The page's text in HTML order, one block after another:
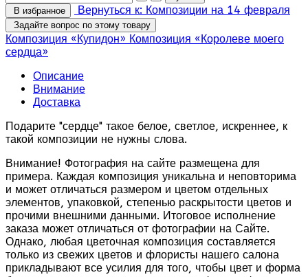
В избранное Вернуться к: Композиции на 14 февраля
Задайте вопрос по этому товару
Композиция «Купидон» Композиция «Королеве моего
сердца»
Описание
Внимание
Доставка
Подарите "сердце" такое белое, светлое, искреннее, к
такой композиции не нужны слова.
Внимание! Фотография на сайте размещена для
примера. Каждая композиция уникальна и неповторима
и может отличаться размером и цветом отдельных
элементов, упаковкой, степенью раскрытости цветов и
прочими внешними данными. Итоговое исполнение
заказа может отличаться от фотографии на Сайте.
Однако, любая цветочная композиция составляется
только из свежих цветов и флористы нашего салона
прикладывают все усилия для того, чтобы цвет и форма